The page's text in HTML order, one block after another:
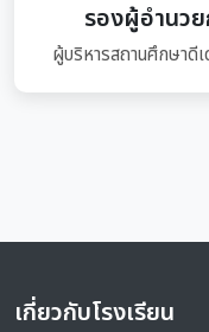
รองผู้อำนว
ผู้บริหารสถานศึกษาดี
เกี่ยวกับโรงเรียน